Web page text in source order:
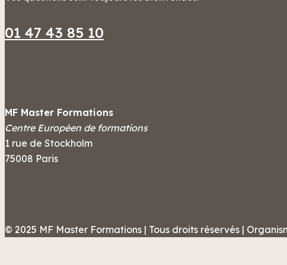
01 47 43 85 10
MF Master Formations
Centre Européen de formations
1 rue de Stockholm
75008 Paris
© 2025 MF Master Formations | Tous droits réservés |